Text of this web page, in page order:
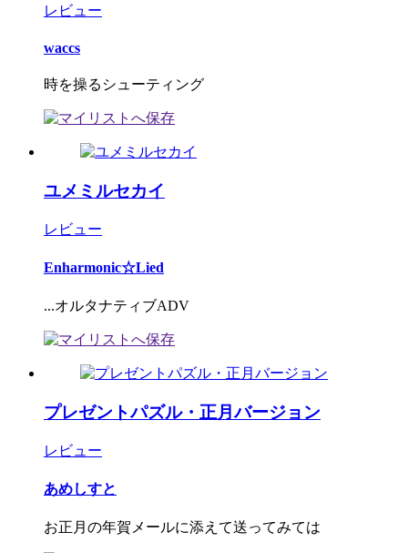
レビュー
waccs
時を操るシューティング
ユメミルセカイ
レビュー
Enharmonic☆Lied
...オルタナティブADV
プレゼントパズル・正月バージョン
レビュー
あめしすと
お正月の年賀メールに添えて送ってみては